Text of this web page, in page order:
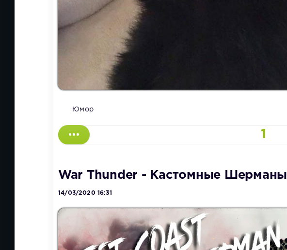
Юмор
1
War Thunder - Кастомные Шерманы
14/03/2020 16:31